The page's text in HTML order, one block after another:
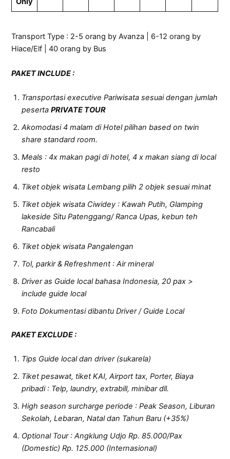
Transport Type : 2-5 orang by Avanza | 6-12 orang by
Hiace/Elf | 40 orang by Bus
PAKET INCLUDE:
Transportasi executive Pariwisata sesuai dengan jumlah
pesertaPRIVATE TOUR
Akomodasi 4 malam di Hotel pilihan based on twin
share standard room.
Meals : 4x makan pagi di hotel, 4 x makan siang di local
resto
Tiket objek wisata Lembang pilih 2 objek sesuai minat
Tiket objek wisata Ciwidey : Kawah Putih, Glamping
lakeside Situ Patenggang/ Ranca Upas, kebun teh
Rancabali
Tiket objek wisata Pangalengan
Tol, parkir & Refreshment : Air mineral
Driver as Guide local bahasa Indonesia, 20 pax >
include guide local
Foto Dokumentasi dibantu Driver / Guide Local
PAKET EXCLUDE:
Tips Guide local dan driver (sukarela)
Tiket pesawat, tiket KAI, Airport tax, Porter, Biaya
pribadi : Telp, laundry, extrabill, minibar dll.
High season surcharge periode : Peak Season, Liburan
Sekolah, Lebaran, Natal dan Tahun Baru (+35%)
Optional Tour : Angklung Udjo Rp. 85.000/Pax
(Domestic) Rp. 125.000 (Internasional)